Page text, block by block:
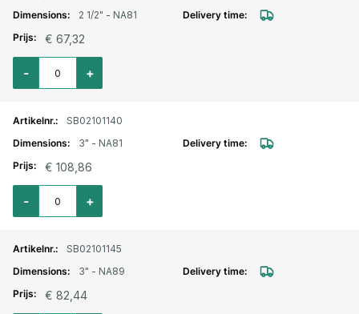
2 1/2" - NA81
€ 67,32
Aantal voor Storz lm. aansluitstuk buitendraad draaibaar 2 1/2" - NA81
+
-
SB02101140
3" - NA81
€ 108,86
Aantal voor Storz lm. aansluitstuk buitendraad draaibaar 3" - NA81
+
-
SB02101145
3" - NA89
€ 82,44